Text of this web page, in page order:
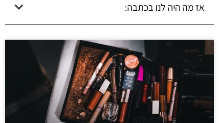
אז מה היה לנו בכתבה: